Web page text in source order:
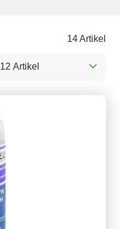
14 Artikel
12 Artikel